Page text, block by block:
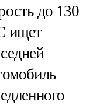
до 130
ищет